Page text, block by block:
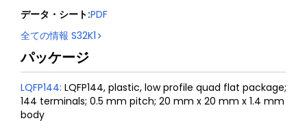
データ・シート:PDF
全ての情報 S32K1
パッケージ
LQFP144: LQFP144, plastic, low profile quad flat package;
144 terminals; 0.5 mm pitch; 20 mm x 20 mm x 1.4 mm
body